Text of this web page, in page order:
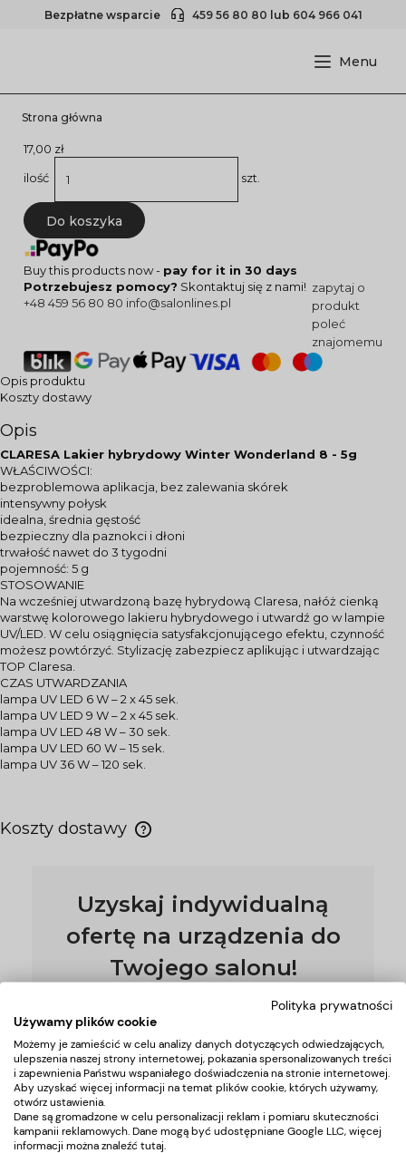
Bezpłatne wsparcie 459 56 80 80 lub 604 966 041
Strona główna
17,00 zł
ilość szt.
Do koszyka
Buy this products now - pay for it in 30 days
Potrzebujesz pomocy? Skontaktuj się z nami!
+48 459 56 80 80 info@salonlines.pl
zapytaj o
produkt
poleć
znajomemu
Opis produktu
Koszty dostawy
Opis
CLARESA Lakier hybrydowy Winter Wonderland 8 - 5g
WŁAŚCIWOŚCI:
bezproblemowa aplikacja, bez zalewania skórek
intensywny połysk
idealna, średnia gęstość
bezpieczny dla paznokci i dłoni
trwałość nawet do 3 tygodni
pojemność: 5 g
STOSOWANIE
Na wcześniej utwardzoną bazę hybrydową Claresa, nałóż cienką
warstwę kolorowego lakieru hybrydowego i utwardź go w lampie
UV/LED. W celu osiągnięcia satysfakcjonującego efektu, czynność
możesz powtórzyć. Stylizację zabezpiecz aplikując i utwardzając
TOP Claresa.
CZAS UTWARDZANIA
lampa UV LED 6 W – 2 x 45 sek.
lampa UV LED 9 W – 2 x 45 sek.
lampa UV LED 48 W – 30 sek.
lampa UV LED 60 W – 15 sek.
lampa UV 36 W – 120 sek.
Koszty dostawy
Uzyskaj indywidualną
ofertę na urządzenia do
Twojego salonu!
*Podając swój adres email wyrażasz zgodę na nasząpolitykę
prywatności
Polityka prywatności
Używamy plików cookie
Możemy je zamieścić w celu analizy danych dotyczących odwiedzających,
ulepszenia naszej strony internetowej, pokazania spersonalizowanych treści
i zapewnienia Państwu wspaniałego doświadczenia na stronie internetowej.
Aby uzyskać więcej informacji na temat plików cookie, których używamy,
otwórz ustawienia.
Dane są gromadzone w celu personalizacji reklam i pomiaru skuteczności
kampanii reklamowych. Dane mogą być udostępniane Google LLC, więcej
informacji można znaleźć tutaj